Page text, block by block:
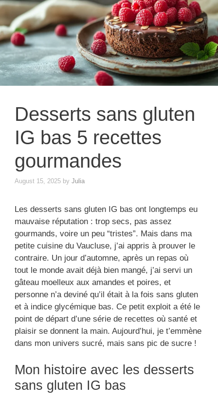
Desserts sans gluten
IG bas 5 recettes
gourmandes
August 15, 2025 by Julia
Les desserts sans gluten IG bas ont longtemps eu
mauvaise réputation : trop secs, pas assez
gourmands, voire un peu “tristes”. Mais dans ma
petite cuisine du Vaucluse, j’ai appris à prouver le
contraire. Un jour d’automne, après un repas où
tout le monde avait déjà bien mangé, j’ai servi un
gâteau moelleux aux amandes et poires, et
personne n’a deviné qu’il était à la fois sans gluten
et à indice glycémique bas. Ce petit exploit a été le
point de départ d’une série de recettes où santé et
plaisir se donnent la main. Aujourd’hui, je t’emmène
dans mon univers sucré, mais sans pic de sucre !
Mon histoire avec les desserts
sans gluten IG bas